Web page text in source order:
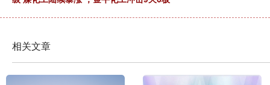
相关文章